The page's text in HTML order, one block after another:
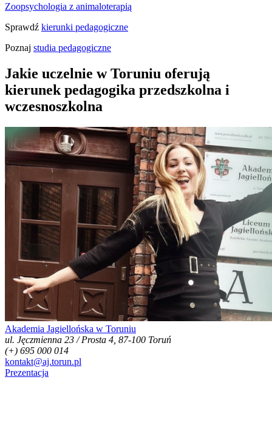
Zoopsychologia z animaloterapią
Sprawdź kierunki pedagogiczne
Poznaj studia pedagogiczne
Jakie uczelnie w Toruniu oferują
kierunek pedagogika przedszkolna i
wczesnoszkolna
Akademia Jagiellońska w Toruniu
ul. Jęczmienna 23 / Prosta 4, 87-100 Toruń
(+) 695 000 014
kontakt@aj.torun.pl
Prezentacja